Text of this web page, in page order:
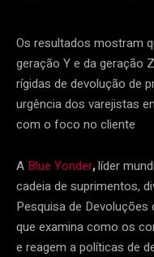
Os resultados mostram
geração Y e da geração
rígidas de devolução de
urgência dos varejistas
com o foco no cliente
A Blue Yonder,líder
cadeia de suprimentos,
Pesquisa de Devoluções
que examina como os
e reagem a políticas de